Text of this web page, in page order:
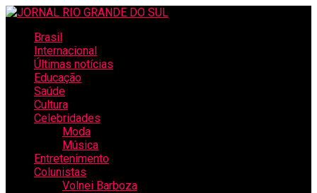
Brasil
Internacional
Últimas notícias
Educação
Saúde
Cultura
Celebridades
Moda
Música
Entretenimento
Colunistas
Volnei Barboza